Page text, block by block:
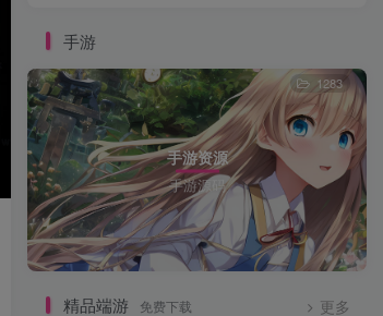
手游
手游资源
手游源码
1283
精品端游 免费下载 更多